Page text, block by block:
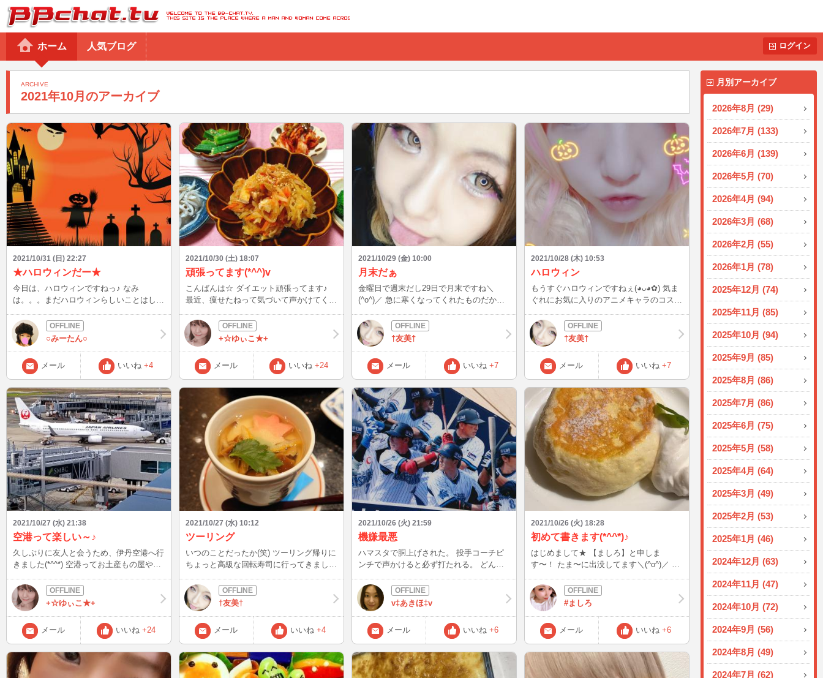
BBchatTV
ホーム 人気ブログ ログイン
月別アーカイブ
2026年8月 (29)
2026年7月 (133)
2026年6月 (139)
2026年5月 (70)
2026年4月 (94)
2026年3月 (68)
2026年2月 (55)
2026年1月 (78)
2025年12月 (74)
2025年11月 (85)
2025年10月 (94)
2025年9月 (85)
2025年8月 (86)
2025年7月 (86)
2025年6月 (75)
2025年5月 (58)
2025年4月 (64)
2025年3月 (49)
2025年2月 (53)
2025年1月 (46)
2024年12月 (63)
2024年11月 (47)
2024年10月 (72)
2024年9月 (56)
2024年8月 (49)
2024年7月 (62)
2021年10月のアーカイブ
ARCHIVE
2021/10/31 (日) 22:27
★ハロウィンだー★
今日は、ハロウィンですねっ♪ なみ
は。。。まだハロウィンらしいことはして
しそうw） 近日中に、動画もアップする予
定なので またお知らせしまーす
○みーたん○
メール いいね +4
2021/10/30 (土) 18:07
頑張ってます(*^^)v
こんばんは☆ ダイエット頑張ってます♪
最近、痩せたねって気づいて声かけてくれ
皆さんからの応援ありがとうございます。
頑張ります(^^)/+☆ゆぃこ★+
メール いいね +24
2021/10/29 (金) 10:00
月末だぁ
金曜日で週末だし29日で月末ですね＼
(^o^)／ 急に寒くなってくれたものだから
こたつ君の出番が早いですな(*´∀｀) まっ
たり温めてくれるこたつ君のお供はあっつ
い緑茶とみかんって定番？おばあちゃん？
(ﾉД`)ｼｸｼｸ 年末のこと考えたらこたつ君か
ら出れずに眠気がきてしまう(笑)
†友美†
メール いいね +7
2021/10/28 (木) 10:53
ハロウィン
もうすぐハロウィンですねぇ(◕ᴗ◕✿) 気ま
ぐれにお気に入りのアニメキャラのコスプ
てみました(≧▽≦) 金髪にピンクとか地毛
でやってみたい(*´ω｀*)
†友美†
メール いいね +7
2021/10/27 (水) 21:38
空港って楽しい～♪
久しぶりに友人と会うため、伊丹空港へ行
きました(*^^*) 空港ってお土産もの屋やご
ーバッグを持って移動する人もちらほら。
これから、色んなことが良い方向へ動いて
いけばいいなぁ(*^^*)
+☆ゆぃこ★+
メール いいね +24
2021/10/27 (水) 10:12
ツーリング
いつのことだったか(笑) ツーリング帰りに
ちょっと高級な回転寿司に行ってきました
)♡ 朝、洗濯干してる時に天気がいいと走
りに行きたくなる(~￣³￣)~ 愛車のR25も
駐輪場で待ってる気がする…(´；ω；｀)
†友美†
メール いいね +4
2021/10/26 (火) 21:59
機嫌最悪
ハマスタで胴上げされた。 投手コーチピ
ンチで声かけると必ず打たれる。 どんな
毎回代打で役立たずだわ、20代後半でその
扱いに危機感持てよと言いたい。 ホーム
最終戦でセレモニーやるのに阪神の負けを
待って胴上げさせるとか、どんなお人好
し？ 馬鹿なの？ 金払って最下位確定見せ
て胴上げまでとか、何考えてんだかサッパ
リわからん。
v‡あきほ‡v
メール いいね +6
2021/10/26 (火) 18:28
初めて書きます(*^^*)♪
はじめまして★ 【ましろ】と申しま
す〜！ たま〜に出没してます＼(^o^)／ ブ
ないかもですが…（笑） 写真はむさしの
森珈琲のスフレパンケーキです！ 大好き
なの(つω`*) 今日の夜、お子が早く寝てく
れたらインするかもしれません♪
#ましろ
メール いいね +6